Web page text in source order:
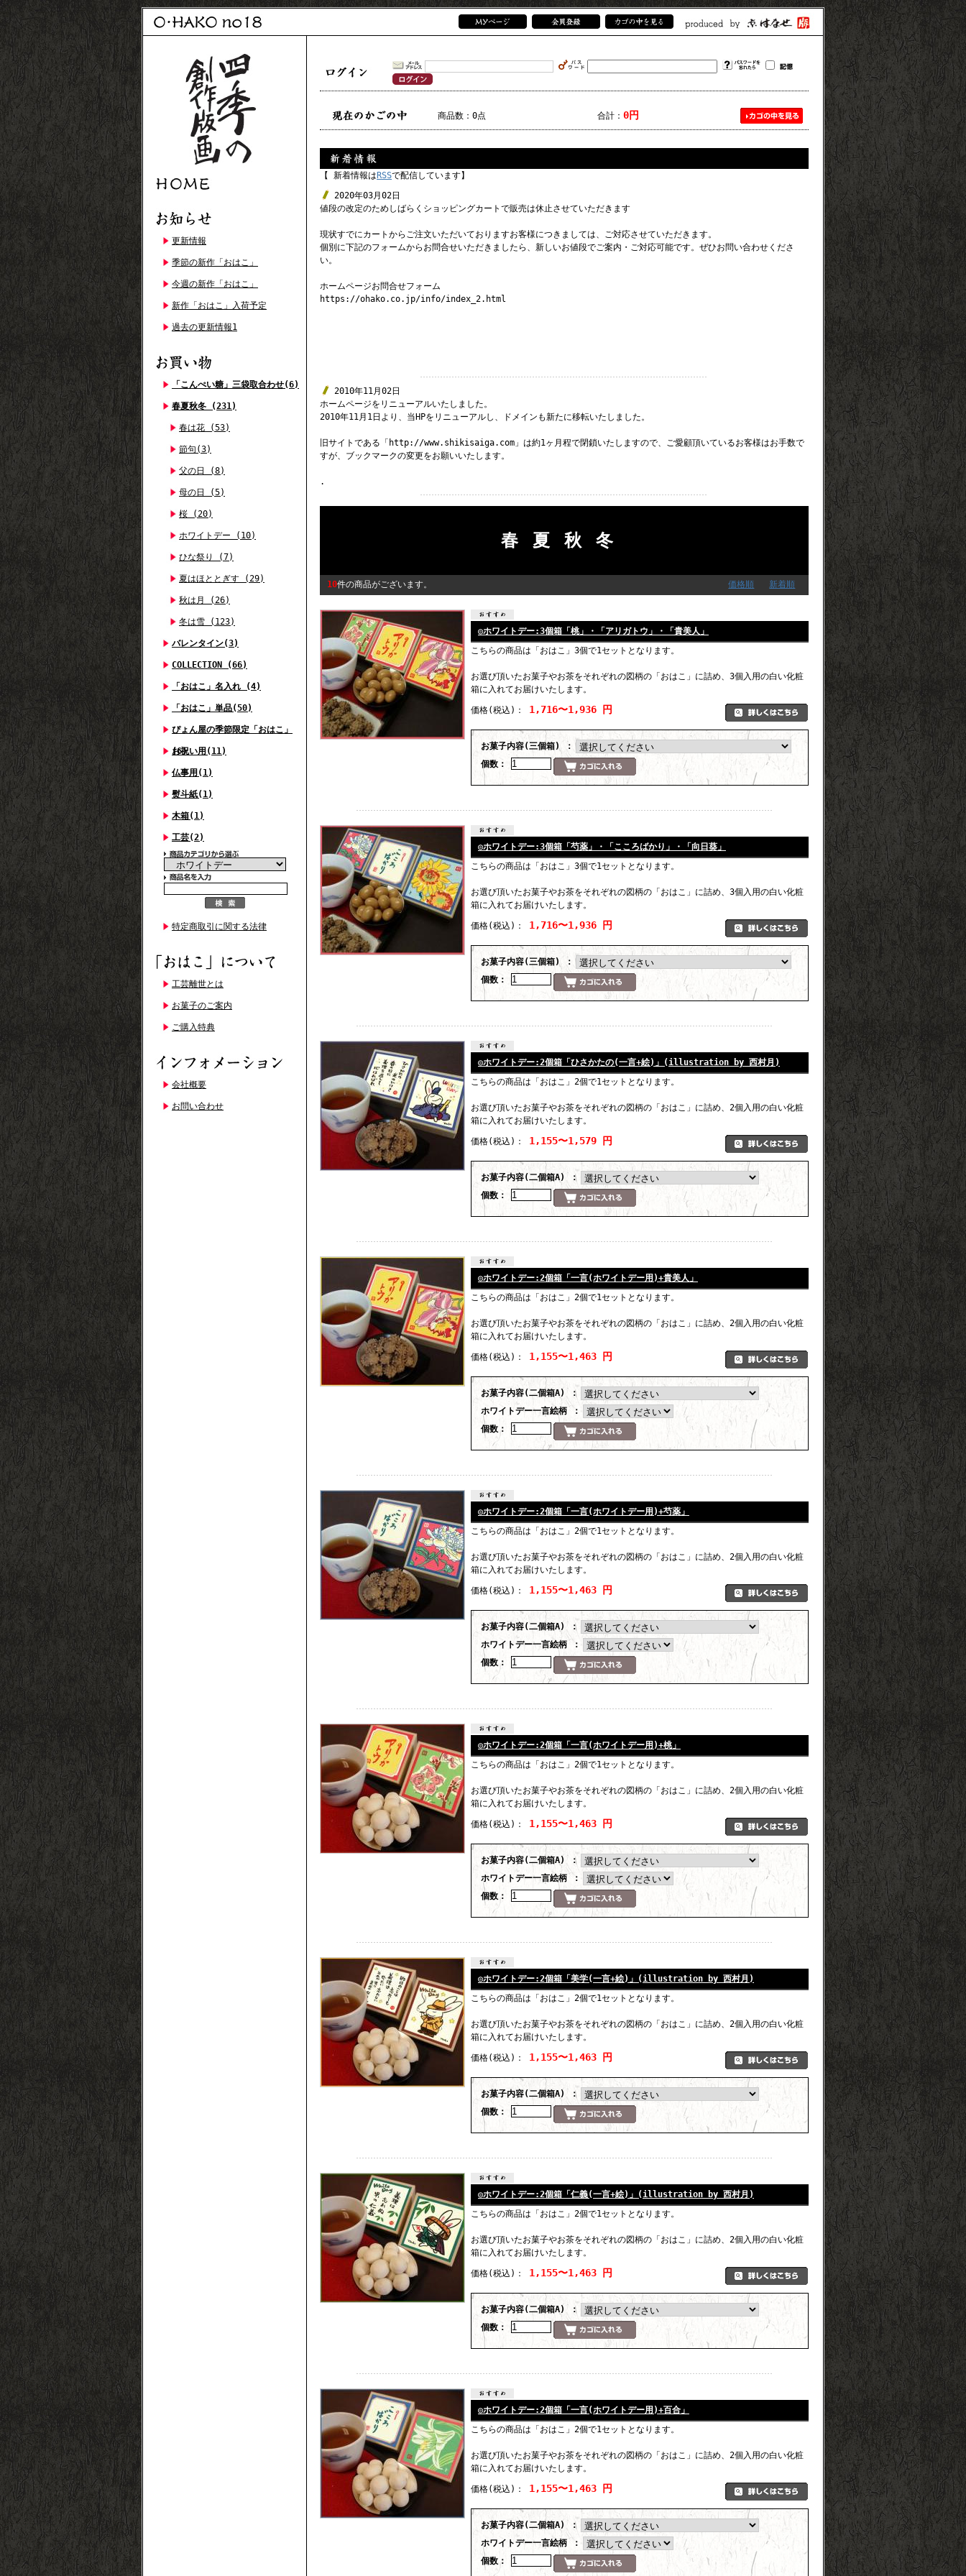
更新情報
季節の新作「おはこ」
今週の新作「おはこ」
新作「おはこ」入荷予定
過去の更新情報1
「こんぺい糖」三袋取合わせ(6)
春夏秋冬 (231)
春は花 (53)
節句(3)
父の日 (8)
母の日 (5)
桜 (20)
ホワイトデー (10)
ひな祭り (7)
夏はほととぎす (29)
秋は月 (26)
冬は雪 (123)
バレンタイン(3)
COLLECTION (66)
「おはこ」名入れ (4)
「おはこ」単品(50)
ぴょん屋の季節限定「おはこ」
(6)
お祝い用(11)
仏事用(1)
熨斗紙(1)
木箱(1)
工芸(2)
特定商取引に関する法律
工芸離世とは
お菓子のご案内
ご購入特典
会社概要
お問い合わせ
商品数：0点 合計： 0円
【 新着情報は RSSで配信しています】
2020年03月02日
値段の改定のためしばらくショッピングカートで販売は休止させていただきます
現状すでにカートからご注文いただいておりますお客様につきましては、ご対応させていただきます。
個別に下記のフォームからお問合せいただきましたら、新しいお値段でご案内・ご対応可能です。ぜひお問い合わせくださ
い。
ホームページお問合せフォーム
https://ohako.co.jp/info/index_2.html
2010年11月02日
ホームページをリニューアルいたしました。
2010年11月1日より、当HPをリニューアルし、ドメインも新たに移転いたしました。
旧サイトである「http://www.shikisaiga.com」は約1ヶ月程で閉鎖いたしますので、ご愛顧頂いているお客様はお手数で
すが、ブックマークの変更をお願いいたします。
.
春夏秋冬
10件の商品がございます。 価格順 新着順
◎ホワイトデー:3個箱「桃」・「アリガトウ」・「貴美人」
こちらの商品は「おはこ」3個で1セットとなります。
お選び頂いたお菓子やお茶をそれぞれの図柄の「おはこ」に詰め、3個入用の白い化粧
箱に入れてお届けいたします。
価格(税込) ： 1,716〜1,936 円
お菓子内容(三個箱) ：
個数：
◎ホワイトデー:3個箱「芍薬」・「こころばかり」・「向日葵」
こちらの商品は「おはこ」3個で1セットとなります。
お選び頂いたお菓子やお茶をそれぞれの図柄の「おはこ」に詰め、3個入用の白い化粧
箱に入れてお届けいたします。
価格(税込) ： 1,716〜1,936 円
お菓子内容(三個箱) ：
個数：
◎ホワイトデー:2個箱「ひさかたの(一言+絵)」(illustration by 西村月)
こちらの商品は「おはこ」2個で1セットとなります。
お選び頂いたお菓子やお茶をそれぞれの図柄の「おはこ」に詰め、2個入用の白い化粧
箱に入れてお届けいたします。
価格(税込) ： 1,155〜1,579 円
お菓子内容(二個箱A) ：
個数：
◎ホワイトデー:2個箱「一言(ホワイトデー用)+貴美人」
こちらの商品は「おはこ」2個で1セットとなります。
お選び頂いたお菓子やお茶をそれぞれの図柄の「おはこ」に詰め、2個入用の白い化粧
箱に入れてお届けいたします。
価格(税込) ： 1,155〜1,463 円
お菓子内容(二個箱A) ：
ホワイトデー一言絵柄 ：
個数：
◎ホワイトデー:2個箱「一言(ホワイトデー用)+芍薬」
こちらの商品は「おはこ」2個で1セットとなります。
お選び頂いたお菓子やお茶をそれぞれの図柄の「おはこ」に詰め、2個入用の白い化粧
箱に入れてお届けいたします。
価格(税込) ： 1,155〜1,463 円
お菓子内容(二個箱A) ：
ホワイトデー一言絵柄 ：
個数：
◎ホワイトデー:2個箱「一言(ホワイトデー用)+桃」
こちらの商品は「おはこ」2個で1セットとなります。
お選び頂いたお菓子やお茶をそれぞれの図柄の「おはこ」に詰め、2個入用の白い化粧
箱に入れてお届けいたします。
価格(税込) ： 1,155〜1,463 円
お菓子内容(二個箱A) ：
ホワイトデー一言絵柄 ：
個数：
◎ホワイトデー:2個箱「美学(一言+絵)」(illustration by 西村月)
こちらの商品は「おはこ」2個で1セットとなります。
お選び頂いたお菓子やお茶をそれぞれの図柄の「おはこ」に詰め、2個入用の白い化粧
箱に入れてお届けいたします。
価格(税込) ： 1,155〜1,463 円
お菓子内容(二個箱A) ：
個数：
◎ホワイトデー:2個箱「仁義(一言+絵)」(illustration by 西村月)
こちらの商品は「おはこ」2個で1セットとなります。
お選び頂いたお菓子やお茶をそれぞれの図柄の「おはこ」に詰め、2個入用の白い化粧
箱に入れてお届けいたします。
価格(税込) ： 1,155〜1,463 円
お菓子内容(二個箱A) ：
個数：
◎ホワイトデー:2個箱「一言(ホワイトデー用)+百合」
こちらの商品は「おはこ」2個で1セットとなります。
お選び頂いたお菓子やお茶をそれぞれの図柄の「おはこ」に詰め、2個入用の白い化粧
箱に入れてお届けいたします。
価格(税込) ： 1,155〜1,463 円
お菓子内容(二個箱A) ：
ホワイトデー一言絵柄 ：
個数：